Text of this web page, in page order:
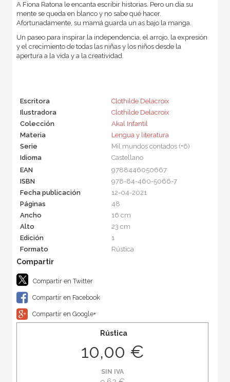
A Fiona Ratona le encanta escribir historias. Pero un día su
mente se queda en blanco y no sabe qué hacer.
Afortunadamente, su mamá guarda un as bajo la manga.
Un paseo para inspirar la independencia, el arrojo, la expresión
y el crecimiento de todas las niñas y los niños desde la
apertura a la vida y a la creatividad.
Escritora
Clothilde Delacroix
Ilustradora
Clothilde Delacroix
Colección
Akal Infantil
Materia
Lengua y literatura
Serie
Mil mundos contados (+6)
Idioma
Castellano
EAN
9788446050667
ISBN
978-84-460-5066-7
Fecha publicación
12-04-2021
Páginas
48
Ancho
16 cm
Alto
23 cm
Edición
1
Formato
Rústica
Compartir en Twitter
Compartir en Facebook
Compartir en Google+
Rústica
10,00 €
SIN IVA